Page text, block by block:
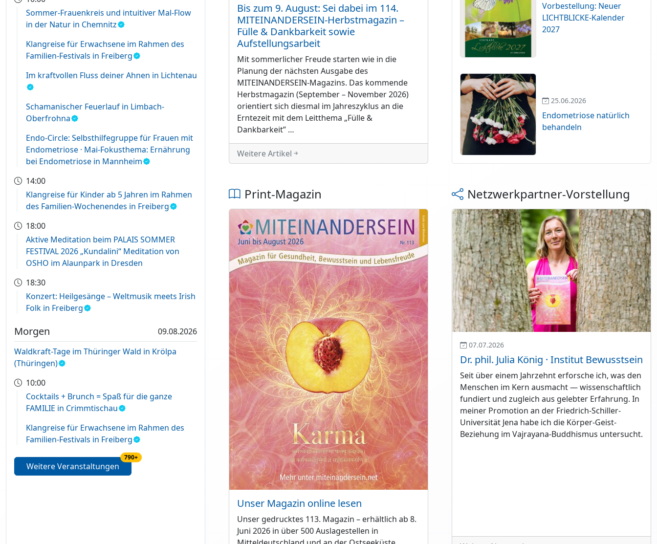
Sommer-Frauenkreis und intuitiver Mal-Flow
in der Natur in Chemnitz
Klangreise für Erwachsene im Rahmen des
Familien-Festivals in Freiberg
Im kraftvollen Fluss deiner Ahnen in Lichtenau
Schamanischer Feuerlauf in Limbach-
Oberfrohna
Endo-Circle: Selbsthilfegruppe für Frauen mit
Endometriose · Mai-Fokusthema: Ernährung
bei Endometriose in Mannheim
14:00
Klangreise für Kinder ab 5 Jahren im Rahmen
des Familien-Wochenendes in Freiberg
18:00
Aktive Meditation beim PALAIS SOMMER
FESTIVAL 2026 „Kundalini“ Meditation von
OSHO im Alaunpark in Dresden
18:30
Konzert: Heilgesänge – Weltmusik meets Irish
Folk in Freiberg
Morgen
09.08.2026
Waldkraft-Tage im Thüringer Wald in Krölpa
(Thüringen)
10:00
Cocktails + Brunch = Spaß für die ganze
FAMILIE in Crimmtischau
Klangreise für Erwachsene im Rahmen des
Familien-Festivals in Freiberg
Weitere Veranstaltungen
790+
Bis zum 9. August: Sei dabei im 114.
MITEINANDERSEIN-Herbstmagazin –
Fülle & Dankbarkeit sowie
Aufstellungsarbeit
Mit sommerlicher Freude starten wie in die
Planung der nächsten Ausgabe des
MITEINANDERSEIN-Magazins. Das kommende
Herbstmagazin (September – November 2026)
orientiert sich diesmal im Jahreszyklus an die
Erntezeit mit dem Leitthema „Fülle &
Dankbarkeit” …
Weitere Artikel
Vorbestellung: Neuer
LICHTBLICKE-Kalender
2027
25.06.2026
Endometriose natürlich
behandeln
Print-Magazin
Unser Magazin online lesen
Unser gedrucktes 113. Magazin – erhältlich ab 8.
Juni 2026 in über 500 Auslagestellen in
Netzwerkpartner-Vorstellung
07.07.2026
Dr. phil. Julia König · Institut Bewusstsein
Seit über einem Jahrzehnt erforsche ich, was den
Menschen im Kern ausmacht — wissenschaftlich
fundiert und zugleich aus gelebter Erfahrung. In
meiner Promotion an der Friedrich-Schiller-
Universität Jena habe ich die Körper-Geist-
Beziehung im Vajrayana-Buddhismus untersucht.